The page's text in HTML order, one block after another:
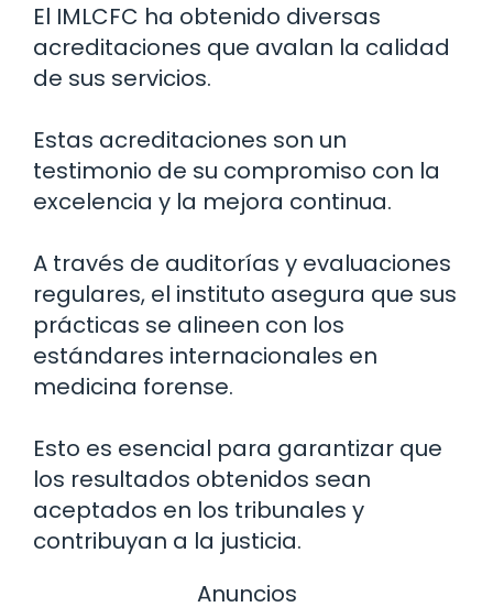
El IMLCFC ha obtenido diversas
acreditaciones que avalan la calidad
de sus servicios.
Estas acreditaciones son un
testimonio de su compromiso con la
excelencia y la mejora continua.
A través de auditorías y evaluaciones
regulares, el instituto asegura que sus
prácticas se alineen con los
estándares internacionales en
medicina forense.
Esto es esencial para garantizar que
los resultados obtenidos sean
aceptados en los tribunales y
contribuyan a la justicia.
Anuncios